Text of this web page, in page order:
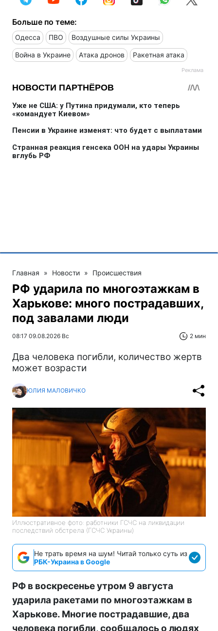
Больше по теме:
Одесса ПВО Воздушные силы Украины
Война в Украине Атака дронов Ракетная атака
Главная » Новости » Происшествия
РФ ударила по многоэтажкам в
Харькове: много пострадавших,
под завалами люди
08:17 09.08.2026 Вс 2 мин
Два человека погибли, количество жертв
может возрасти
ЮЛИЯ МАЛОВИЧКО
Иллюстративное фото: работники ГСЧС на ликвидации
последствий обстрела (ГСЧС Украины)
Не трать время на шум! Читай только суть из
РБК-Украина в Google
РФ в воскресенье утром 9 августа
ударила ракетами по многоэтажкам в
Харькове. Многие пострадавшие, два
человека погибли, сообщалось о людях